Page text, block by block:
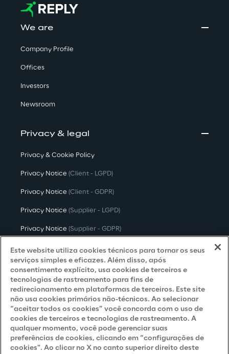
We are
Company Profile
Offices
Investors
Newsroom
Privacy & legal
Privacy & Cookie Policy
Privacy Notice (Client - LGPD)
Privacy Notice (Client - GDPR)
Privacy Notice (Supplier - LGPD)
Privacy Notice (Supplier - GDPR)
Privacy Notice (Candidate - LGPD)
Privacy Notice (Candidate - GDPR)
Privacy Notice(Marketing)
Accessibility Statement
Careers
Este website utiliza cookies técnicos para tornar os seus
serviços simples e eficazes. Além disso, após
consentimento explícito, usa cookies de terceiros e
tecnologias de rastreamento para fins de
redirecionamento em plataformas de terceiros. Este site
não usa cookies primários não-técnicos. Ao selecionar
“aceitar todos os cookies” você concorda com o uso de
cookies de terceiros e tecnologias de rastreamento. A
qualquer momento, você pode gerenciar suas
preferências de cookies, clicando em “configurações de
cookies". Ao clicar no X no canto superior direito deste